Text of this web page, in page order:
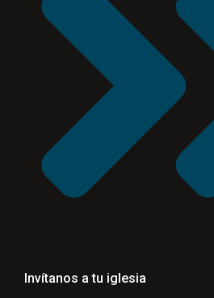
Invítanos a tu iglesia